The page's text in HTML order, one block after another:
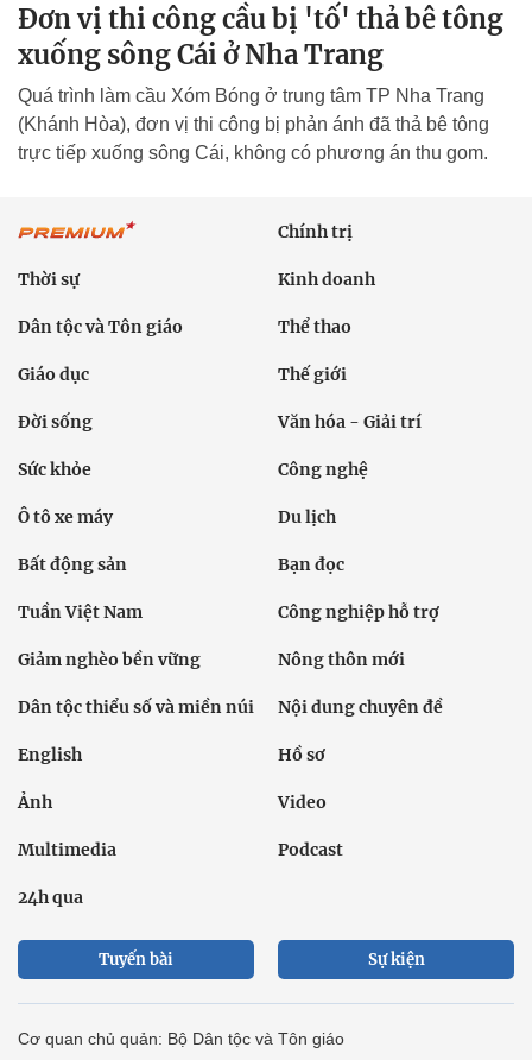
Đơn vị thi công cầu bị 'tố' thả bê tông
xuống sông Cái ở Nha Trang
Quá trình làm cầu Xóm Bóng ở trung tâm TP Nha Trang
(Khánh Hòa), đơn vị thi công bị phản ánh đã thả bê tông
trực tiếp xuống sông Cái, không có phương án thu gom.
Chính trị
Thời sự Kinh doanh
Dân tộc và Tôn giáo Thể thao
Giáo dục Thế giới
Đời sống Văn hóa - Giải trí
Sức khỏe Công nghệ
Ô tô xe máy Du lịch
Bất động sản Bạn đọc
Tuần Việt Nam Công nghiệp hỗ trợ
Giảm nghèo bền vững Nông thôn mới
Dân tộc thiểu số và miền núi Nội dung chuyên đề
English Hồ sơ
Ảnh Video
Multimedia Podcast
24h qua
Tuyến bài Sự kiện
Cơ quan chủ quản: Bộ Dân tộc và Tôn giáo